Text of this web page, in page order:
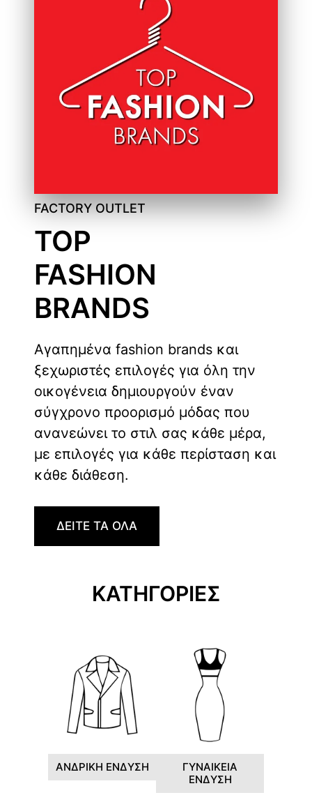
FACTORY OUTLET
TOP
FASHION
BRANDS
Αγαπημένα fashion brands και
ξεχωριστές επιλογές για όλη την
οικογένεια δημιουργούν έναν
σύγχρονο προορισμό μόδας που
ανανεώνει το στιλ σας κάθε μέρα,
με επιλογές για κάθε περίσταση και
κάθε διάθεση.
ΔΕΙΤΕ ΤΑ ΟΛΑ
ΚΑΤΗΓΟΡΙΕΣ
ΑΝΔΡΙΚΗ ΕΝΔΥΣΗ
ΓΥΝΑΙΚΕΙΑ
ΕΝΔΥΣΗ